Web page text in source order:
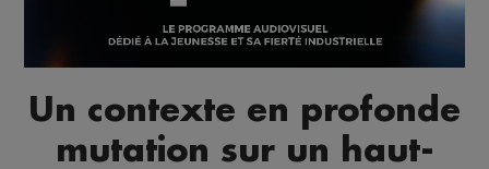
Un contexte en profonde
mutation sur un haut-